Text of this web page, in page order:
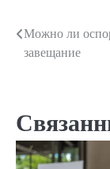
Можно ли
завещание